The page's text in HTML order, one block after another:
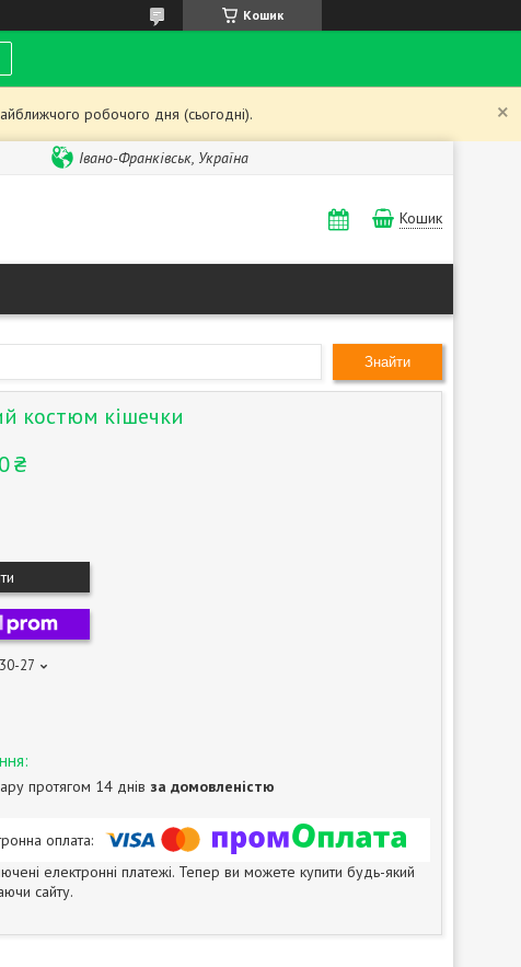
Кошик
робочого дня (сьогодні).
Івано-Франківськ, Україна
Кошик
Знайти
костюм кішечки
₴
27
протягом 14 днів за домовленістю
електронні платежі. Тепер ви можете купити будь-який
сайту.